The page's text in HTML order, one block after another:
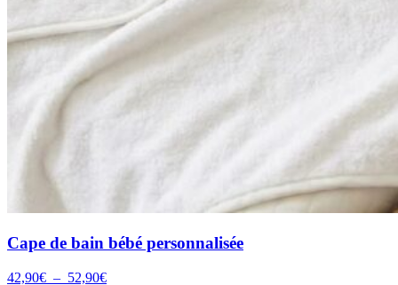
Cape de bain bébé personnalisée
42,90€ – 52,90€Plage